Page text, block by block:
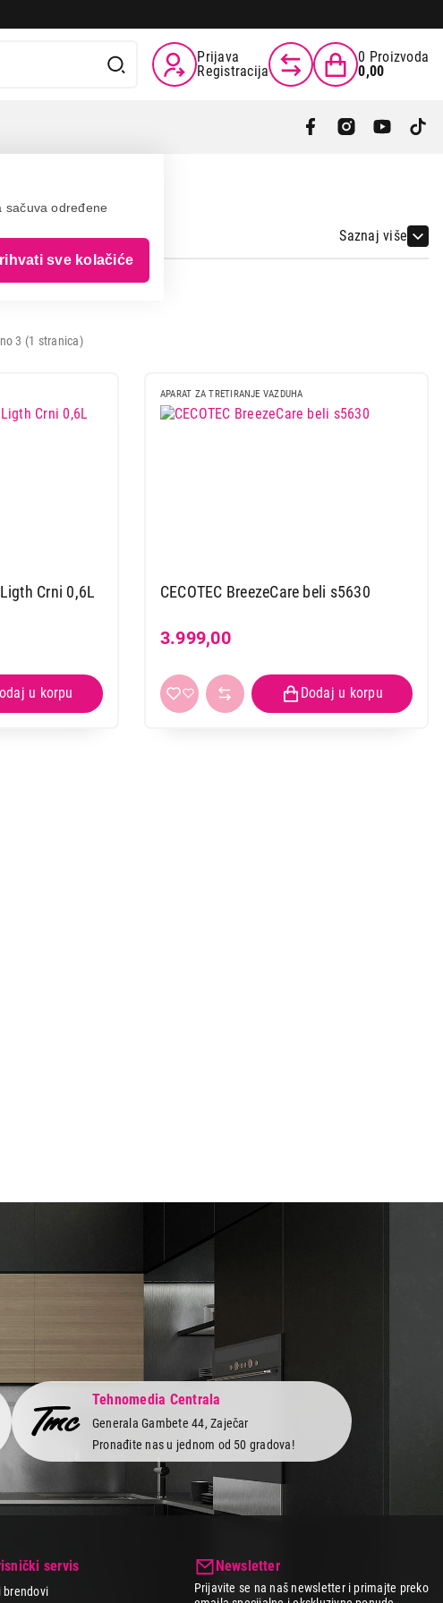
sačuva određene
sve kolačiće
Prijava
Registracija
0 Proizvoda
0,00
Saznaj više
3 (1 stranica)
CECOTEC BigDry 2000 Ligth Crni 0,6L
APARAT ZA TRETIRANJE VAZDUHA
CECOTEC BreezeCare beli s5630
3.999,00
Tehnomedia Centrala
Generala Gambete 44, Zaječar
Pronađite nas u jednom od 50 gradova!
servis
brendovi
Newsletter
Prijavite se na naš newsletter i primajte preko